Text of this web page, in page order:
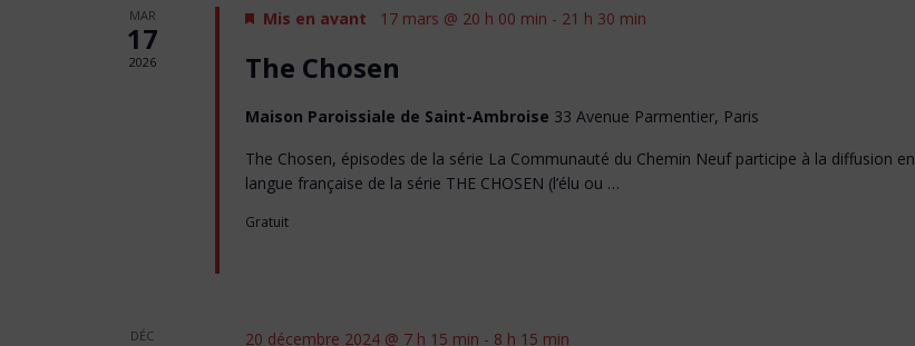
MAR
17
2026
Mis en avant 17 mars @ 20 h 00 min - 21 h 30 min
The Chosen
Maison Paroissiale de Saint-Ambroise 33 Avenue Parmentier, Paris
The Chosen, épisodes de la série La Communauté du Chemin Neuf participe à la diffusion en
langue française de la série THE CHOSEN (l’élu ou …
Gratuit
DÉC 20 décembre 2024 @ 7 h 15 min - 8 h 15 min